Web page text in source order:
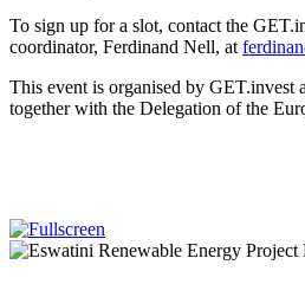
To sign up for a slot, contact the
coordinator, Ferdinand Nell, at
This event is organised by GET.invest
together with the Delegation of the